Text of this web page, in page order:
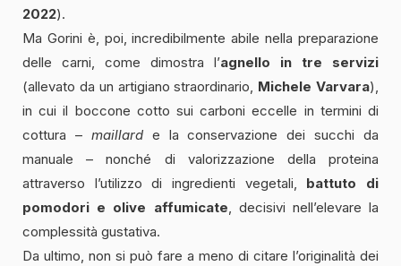
2022).
Ma Gorini è, poi, incredibilmente abile nella preparazione
delle carni, come dimostra l’agnello in tre servizi
(allevato da un artigiano straordinario, Michele Varvara),
in cui il boccone cotto sui carboni eccelle in termini di
cottura – maillarde la conservazione dei succhi da
manuale – nonché di valorizzazione della proteina
attraverso l’utilizzo di ingredienti vegetali, battuto di
pomodori e olive affumicate, decisivi nell’elevare la
complessità gustativa.
Da ultimo, non si può fare a meno di citare l’originalità dei